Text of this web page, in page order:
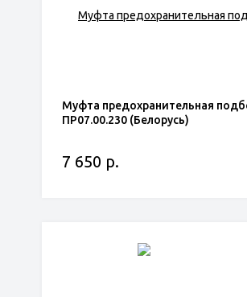
Муфта предохранительная
ПР07.00.230 (Белорусь)
7 650 р.